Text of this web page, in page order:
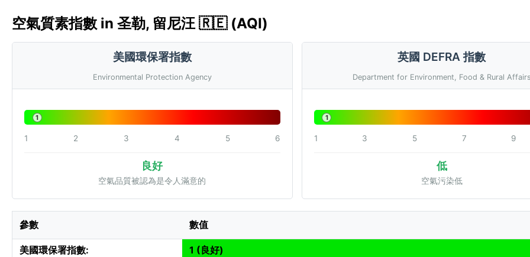
空氣質素指數 in 圣勒, 留尼汪 🇷🇪 (AQI)
美國環保署指數
Environmental Protection Agency
1
1 2 3 4 5 6
良好
空氣品質被認為是令人滿意的
英國 DEFRA 指數
Department for Environment, Food & Rural
1
1 3 5 7 9
低
空氣污染低
參數 數值
美國環保署指數:
1 (良好)